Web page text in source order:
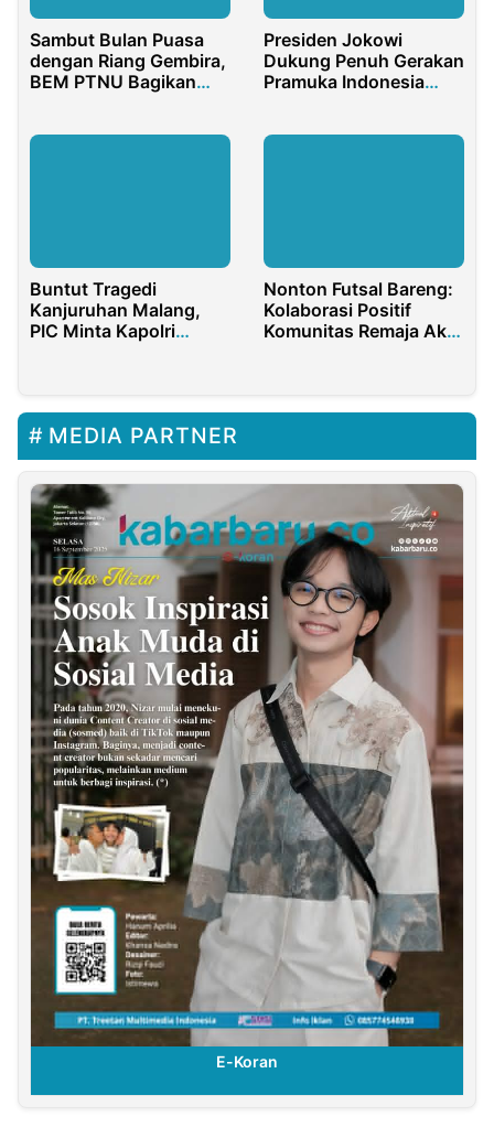
Sambut Bulan Puasa
dengan Riang Gembira,
BEM PTNU Bagikan
Presiden Jokowi
Dukung Penuh Gerakan
Pramuka Indonesia
Buntut Tragedi
Kanjuruhan Malang,
PIC Minta Kapolri
Nonton Futsal Bareng:
Kolaborasi Positif
Komunitas Remaja Aksi
MEDIA PARTNER
E-Koran